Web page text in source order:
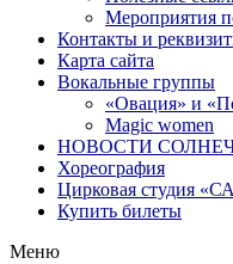
Мероприятия
Контакты и
Карта сайта
Вокальные группы
«Овация» и
Magic women
НОВОСТИ
Хореография
Цирковая студия
Купить билеты
Меню